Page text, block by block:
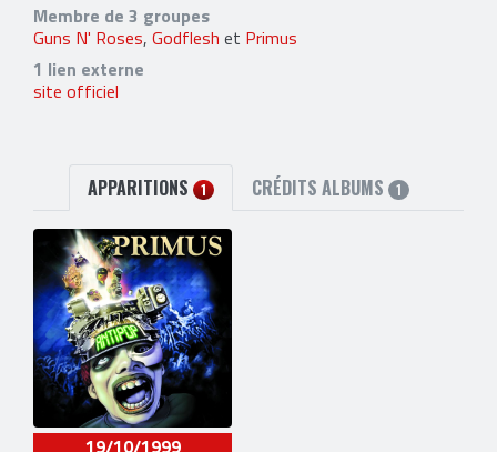
Membre de 3 groupes
Guns N' Roses, Godflesh et Primus
1 lien externe
site officiel
APPARITIONS 1 CRÉDITS ALBUMS 1